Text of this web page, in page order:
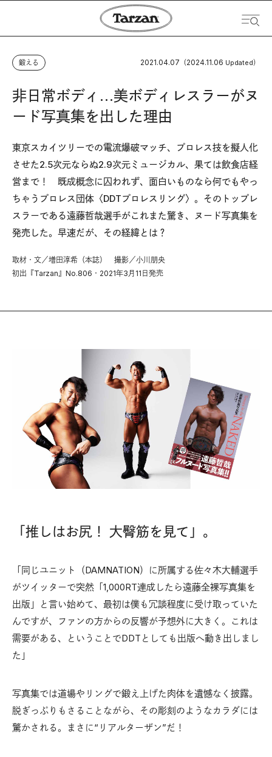
鍛える 2021.04.07 （2024.11.06 Updated）
非日常ボディ…美ボディレスラーがヌ
ード写真集を出した理由
東京スカイツリーでの電流爆破マッチ、プロレス技を擬人化
させた2.5次元ならぬ2.9次元ミュージカル、果ては飲食店経
営まで！ 既成概念に囚われず、面白いものなら何でもやっ
ちゃうプロレス団体〈DDTプロレスリング〉。そのトップレ
スラーである遠藤哲哉選手がこれまた驚き、ヌード写真集を
発売した。早速だが、その経緯とは？
取材・文／増田淳希（本誌） 撮影／小川朋央
初出『Tarzan』No.806・2021年3月11日発売
「推しはお尻！ 大臀筋を見て」。
「同じユニット（DAMNATION）に所属する佐々木大輔選手
がツイッターで突然「1,000RT達成したら遠藤全裸写真集を
出版」と言い始めて、最初は僕も冗談程度に受け取っていた
んですが、ファンの方からの反響が予想外に大きく。これは
需要がある、ということでDDTとしても出版へ動き出しまし
た」
写真集では道場やリングで鍛え上げた肉体を遺憾なく披露。
脱ぎっぷりもさることながら、その彫刻のようなカラダには
驚かされる。まさに“リアルターザン”だ！